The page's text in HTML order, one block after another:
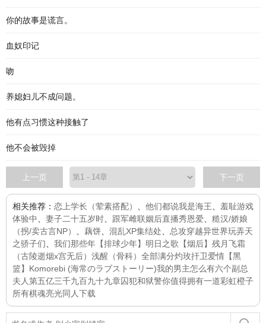
你的故事是谎言。
血奴印记
吻
养媳妇儿不成问题。
他有点习惯这种接触了
他不会被毁掉
上一页 下一页
相关推荐： 恋上学长（荤素搭配） 他们都说我是海王
羞耻游戏
体验中
妻子二十五岁时 跟军雌联姻后直播秀恩爱
糙汉/娇娘
（拐/卖古言NP）
藕饼 混乱XP集结处
总攻穿越异世界玩弄天
之骄子们
我们那些年 【排球少年】明日之歌 【烟后】残月飞霜
（古陵逝烟x宫无后） 浅醒（骨科） 全部满分灼玫扞卫爱情 【黑
篮】Komorebi (海常のラブストーリー)我的男主怎么有六个副总
夫人第五亿三千九百九十九章囚犯和狱警你值得拥有一道彩虹橙子
所有棋魂亮光同人下载